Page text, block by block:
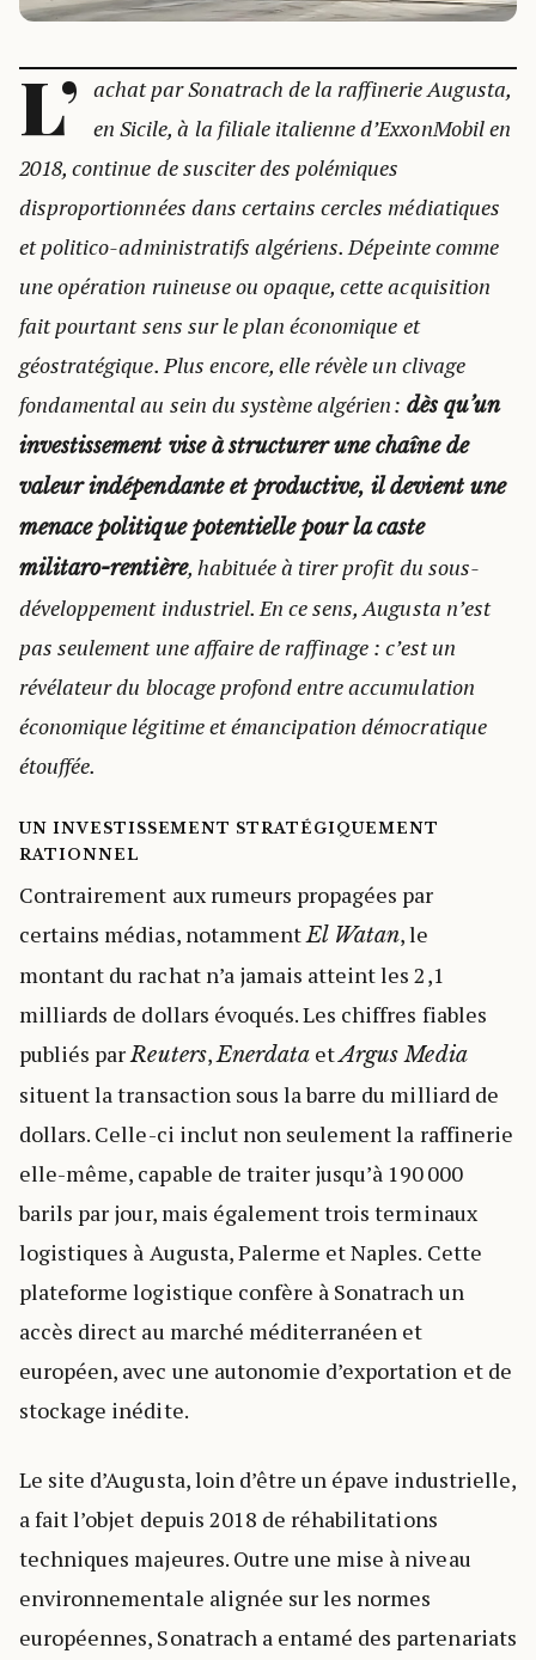
L’ achat par Sonatrach de la raffinerie Augusta,
en Sicile, à la filiale italienne d’ExxonMobil en
2018, continue de susciter des polémiques
disproportionnées dans certains cercles médiatiques
et politico-administratifs algériens. Dépeinte comme
une opération ruineuse ou opaque, cette acquisition
fait pourtant sens sur le plan économique et
géostratégique. Plus encore, elle révèle un clivage
fondamental au sein du système algérien : dès qu’un
investissement vise à structurer une chaîne de
valeur indépendante et productive, il devient une
menace politique potentielle pour la caste
militaro-rentière, habituée à tirer profit du sous-
développement industriel. En ce sens, Augusta n’est
pas seulement une affaire de raffinage : c’est un
révélateur du blocage profond entre accumulation
économique légitime et émancipation démocratique
étouffée.
UN INVESTISSEMENT STRATÉGIQUEMENT
RATIONNEL
Contrairement aux rumeurs propagées par
certains médias, notammentEl Watan, le
montant du rachat n’a jamais atteint les 2,1
milliards de dollars évoqués. Les chiffres fiables
publiés parReuters,Enerdata etArgus Media
situent la transaction sous la barre du milliard de
dollars. Celle-ci inclut non seulement la raffinerie
elle-même, capable de traiter jusqu’à 190 000
barils par jour, mais également trois terminaux
logistiques à Augusta, Palerme et Naples. Cette
plateforme logistique confère à Sonatrach un
accès direct au marché méditerranéen et
européen, avec une autonomie d’exportation et de
stockage inédite.
Le site d’Augusta, loin d’être un épave industrielle,
a fait l’objet depuis 2018 de réhabilitations
techniques majeures. Outre une mise à niveau
environnementale alignée sur les normes
européennes, Sonatrach a entamé des partenariats